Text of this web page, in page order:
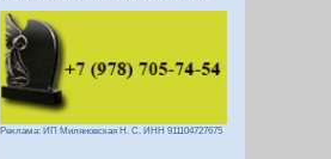
Реклама: ИП Миляновская Н. С. ИНН 911104727675